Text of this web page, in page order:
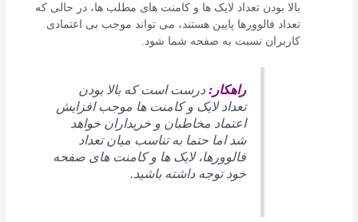
بالا بودن تعداد لایک ها و کامنت های مطلب ها، در حالی که
تعداد فالوورها پایین هستند، می تواند موجب بی اعتمادی
کاربران نسبت به صفحه شما شود.
راهکار:درست است که بالا بودن
تعداد لایک و کامنت ها موجب افزایش
اعتماد مخاطبان و خریداران خواهد
شد اما حتما به تناسب میان تعداد
فالوورها، لایک ها و کامنت های صفحه
خود توجه داشته باشید.